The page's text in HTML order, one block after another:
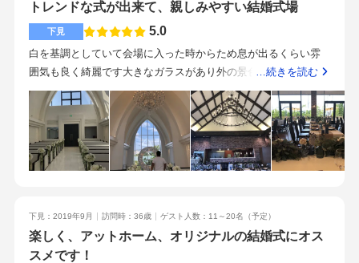
数が少ないのが残念でした。2人のプロフィールムービーは小さ
めのテレビで見させられたのですが遠いところにいたので見辛
かったです。
飾品、ウェルカムスペース用アイテム・招待状一式etc.持ち込み
したもの・ブライダルインナー、ベール、・リストレットブー
ケ、ブートニア、花冠、髪飾り・両親贈呈品(花束、ウェイトベ
ア、子育て感謝状)・プチギフト(梅干し)・会場装飾品(バルーン
半端なく美味しいです。本当に。何を食べても幸せな気持ちに
なります。新婦は式中ほとんど食べられないと言いますがほぼ
ほぼ完食しました(笑)美味しくて手が止まらないんです(泣)偏食
のゲストががっついて食べてました。結婚式場でこんなに美味
ことができます。駐車場がとても広いです☺︎しまむらが目の前
にありますが式当日は全くと言っていいほど気になりませんで
した！来る人には目印になり、式中は全く気にならないしまむ
トレンドな式が出来て、親しみやすい結婚式場
下見 5.0
白を基調としていて会場に入った時からため息が出るくらい雰
囲気も良く綺麗です大きなガラスがあり外の景色と自然光で絵
になります広々としていて綺麗です今時なレンガ張りのお洒落
な会場です60人までと小規模なので新郎新婦との距離が近くて
いいと思いますプランがとてもお得です見栄えも、味もとても
良いです地元産の食材を生かしていて老若男女喜ばれる料理だ
と思いました挙式会場は自然光が入り空も見えるのでとても映
げつつ自分らのやりたいことを引き出してくれます友人の結婚
式でこの会場に来た時の一目惚れでした小さい子が飽きなそう
な会場であったり、階段も少ないので妊婦さん、おじいちゃん
…続きを読む
下見：2019年9月 訪問時：36歳 ゲスト人数：11～20名 （予定）
楽しく、アットホーム、オリジナルの結婚式にオス
スメです！